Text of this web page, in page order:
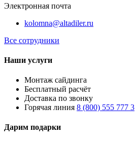
Электронная почта
kolomna@altadiler.ru
Все сотрудники
Наши услуги
Монтаж сайдинга
Бесплатный расчёт
Доставка по звонку
Горячая линия 8 (800) 555 777 3
Дарим подарки